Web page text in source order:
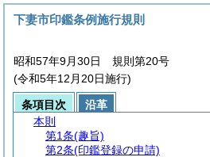
下妻市印鑑条例施行規則
昭和57年9月30日 規則第20号
(令和5年12月20日施行)
条項目次
沿革
本則
第1条(趣旨)
第2条(印鑑登録の申請)